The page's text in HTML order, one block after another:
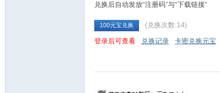
兑换后自动发放“注册码”与“下载链接”
100元宝兑换 (兑换次数:14)
登录后可查看 兑换记录 卡密兑换元宝